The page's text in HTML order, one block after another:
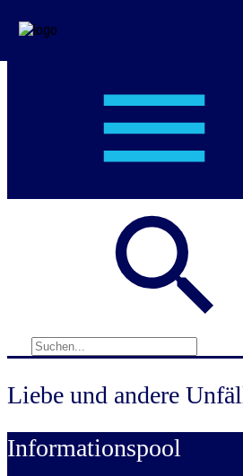
Liebe und andere
Informationspool